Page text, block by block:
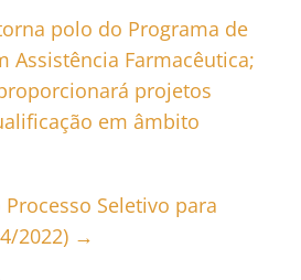
polo do Programa de
Assistência Farmacêutica;
projetos
em âmbito
Seletivo para
2022) →